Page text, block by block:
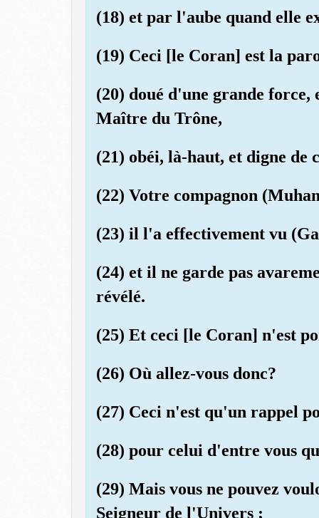
(18) et par l'aube quand elle
(19) Ceci [le Coran] est la
(20) doué d'une grande force,
Maître du Trône,
(21) obéi, là-haut, et digne de
(22) Votre compagnon
(23) il l'a effectivement vu
(24) et il ne garde pas
révélé.
(25) Et ceci [le Coran] n'est
(26) Où allez-vous donc?
(27) Ceci n'est qu'un rappel
(28) pour celui d'entre vous
(29) Mais vous ne pouvez
Seigneur de l'Univers ;